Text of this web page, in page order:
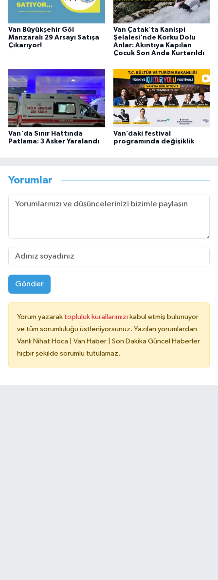
Van Büyükşehir Göl
Manzaralı 29 Arsayı Satışa
Çıkarıyor!
Van Çatak'ta Kanispi
Şelalesi'nde Korku Dolu
Anlar: Akıntıya Kapılan
Çocuk Son Anda Kurtarıldı
Van'da Sınır Hattında
Patlama: 3 Asker Yaralandı
Van’daki festival
programında değişiklik
Yorumlar
Gönder
Yorum yazarak topluluk kurallarımızı kabul etmiş bulunuyor
ve tüm sorumluluğu üstleniyorsunuz. Yazılan yorumlardan
Vanlı Nihat Hoca | Van Haber | Son Dakika Güncel Haberler
hiçbir şekilde sorumlu tutulamaz.